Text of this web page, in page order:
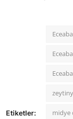
Etiketler: midye